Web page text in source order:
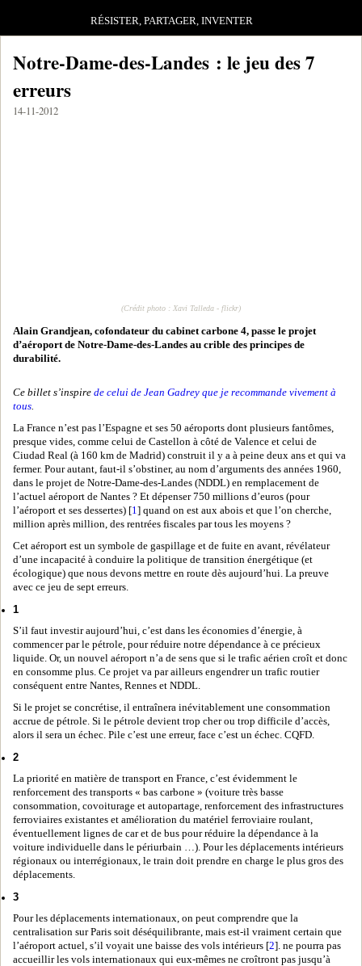
RÉSISTER, PARTAGER, INVENTER
Notre-Dame-des-Landes : le jeu des 7
erreurs
14-11-2012
(Crédit photo : Xavi Talleda - flickr)
Alain Grandjean, cofondateur du cabinet carbone 4, passe le projet
d’aéroport de Notre-Dame-des-Landes au crible des principes de
durabilité.
Ce billet s’inspire de celui de Jean Gadrey que je recommande vivement à
tous.
La France n’est pas l’Espagne et ses 50 aéroports dont plusieurs fantômes,
presque vides, comme celui de Castellon à côté de Valence et celui de
Ciudad Real (à 160 km de Madrid) construit il y a à peine deux ans et qui va
fermer. Pour autant, faut-il s’obstiner, au nom d’arguments des années 1960,
dans le projet de Notre-Dame-des-Landes (NDDL) en remplacement de
l’actuel aéroport de Nantes ? Et dépenser 750 millions d’euros (pour
l’aéroport et ses dessertes) [1] quand on est aux abois et que l’on cherche,
million après million, des rentrées fiscales par tous les moyens ?
Cet aéroport est un symbole de gaspillage et de fuite en avant, révélateur
d’une incapacité à conduire la politique de transition énergétique (et
écologique) que nous devons mettre en route dès aujourd’hui. La preuve
avec ce jeu de sept erreurs.
1
S’il faut investir aujourd’hui, c’est dans les économies d’énergie, à
commencer par le pétrole, pour réduire notre dépendance à ce précieux
liquide. Or, un nouvel aéroport n’a de sens que si le trafic aérien croît et donc
en consomme plus. Ce projet va par ailleurs engendrer un trafic routier
conséquent entre Nantes, Rennes et NDDL.
Si le projet se concrétise, il entraînera inévitablement une consommation
accrue de pétrole. Si le pétrole devient trop cher ou trop difficile d’accès,
alors il sera un échec. Pile c’est une erreur, face c’est un échec. CQFD.
2
La priorité en matière de transport en France, c’est évidemment le
renforcement des transports « bas carbone » (voiture très basse
consommation, covoiturage et autopartage, renforcement des infrastructures
ferroviaires existantes et amélioration du matériel ferroviaire roulant,
éventuellement lignes de car et de bus pour réduire la dépendance à la
voiture individuelle dans le périurbain …). Pour les déplacements intérieurs
régionaux ou interrégionaux, le train doit prendre en charge le plus gros des
déplacements.
3
Pour les déplacements internationaux, on peut comprendre que la
centralisation sur Paris soit déséquilibrante, mais est-il vraiment certain que
l’aéroport actuel, s’il voyait une baisse des vols intérieurs [2]. ne pourra pas
accueillir les vols internationaux qui eux-mêmes ne croîtront pas jusqu’à